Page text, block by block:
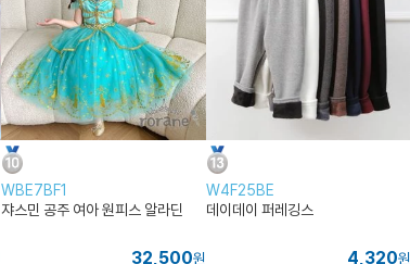
WBE7BF1
쟈스민 공주 여아 원피스 알라딘
32,500원
W4F25BE
데이데이 퍼레깅스
4,320원